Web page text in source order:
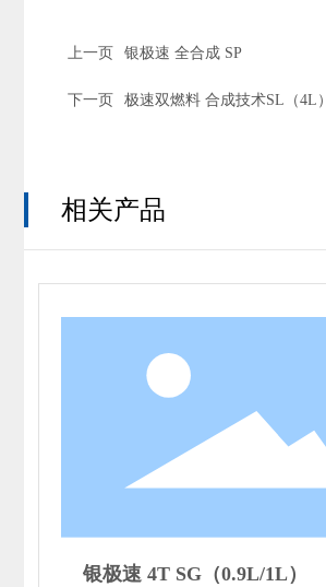
上一页 银极速 全合成 SP
下一页 极速双燃料 合成技术SL（4L）
相关产品
银极速 4T SG（0.9L/1L）